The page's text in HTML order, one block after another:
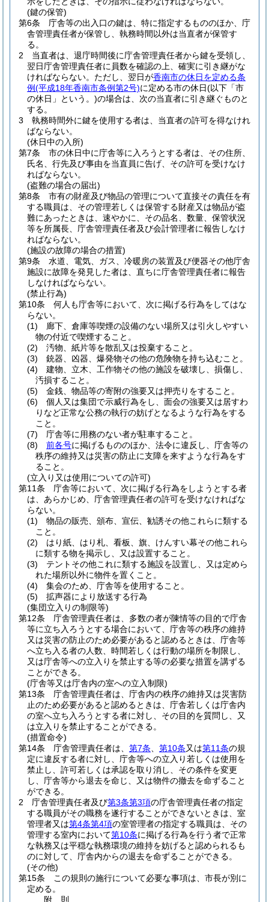
(鍵の保管)
第6条
庁舎等の出入口の鍵は、特に指定するもののほか、庁
舎管理責任者が保管し、執務時間以外は当直者が保管す
る。
2
当直者は、退庁時間後に庁舎管理責任者から鍵を受領し、
翌日庁舎管理責任者に員数を確認の上、確実に引き継がな
ければならない。 ただし、翌日が香南市の休日を定める条
例(平成18年香南市条例第2号)に定める市の休日(以下「市
の休日」という。)の場合は、次の当直者に引き継ぐものと
する。
3
執務時間外に鍵を使用する者は、当直者の許可を得なけれ
ばならない。
(休日中の入所)
第7条
市の休日中に庁舎等に入ろうとする者は、その住所、
氏名、行先及び事由を当直員に告げ、その許可を受けなけ
ればならない。
(盗難の場合の届出)
第8条
市有の財産及び物品の管理について直接その責任を有
する職員は、その管理若しくは保管する財産又は物品が盗
難にあったときは、速やかに、その品名、数量、保管状況
等を所属長、庁舎管理責任者及び会計管理者に報告しなけ
ればならない。
(施設の故障の場合の措置)
第9条
水道、電気、ガス、冷暖房の装置及び便器その他庁舎
施設に故障を発見した者は、直ちに庁舎管理責任者に報告
しなければならない。
(禁止行為)
第10条
何人も庁舎等において、次に掲げる行為をしてはな
らない。
(1)
廊下、倉庫等喫煙の設備のない場所又は引火しやすい
物の付近で喫煙すること。
(2)
汚物、紙片等を散乱又は投棄すること。
(3)
銃器、凶器、爆発物その他の危険物を持ち込むこと。
(4)
建物、立木、工作物その他の施設を破壊し、損傷し、
汚損すること。
(5)
金銭、物品等の寄附の強要又は押売りをすること。
(6)
個人又は集団で示威行為をし、面会の強要又は居すわ
りなど正常な公務の執行の妨げとなるような行為をする
こと。
(7)
庁舎等に用務のない者が駐車すること。
(8)
前各号に掲げるもののほか、法令に違反し、庁舎等の
秩序の維持又は災害の防止に支障を来すような行為をす
ること。
(立入り又は使用についての許可)
第11条
庁舎等において、次に掲げる行為をしようとする者
は、あらかじめ、庁舎管理責任者の許可を受けなければな
らない。
(1)
物品の販売、頒布、宣伝、勧誘その他これらに類する
こと。
(2)
はり紙、はり札、看板、旗、けんすい幕その他これら
に類する物を掲示し、又は設置すること。
(3)
テントその他これに類する施設を設置し、又は定めら
れた場所以外に物件を置くこと。
(4)
集会のため、庁舎等を使用すること。
(5)
拡声器により放送する行為
(集団立入りの制限等)
第12条
庁舎管理責任者は、多数の者が陳情等の目的で庁舎
等に立ち入ろうとする場合において、庁舎等の秩序の維持
又は災害の防止のため必要があると認めるときは、庁舎等
へ立ち入る者の人数、時間若しくは行動の場所を制限し、
又は庁舎等への立入りを禁止する等の必要な措置を講ずる
ことができる。
(庁舎等又は庁舎内の室への立入制限)
第13条
庁舎管理責任者は、庁舎内の秩序の維持又は災害防
止のため必要があると認めるときは、庁舎若しくは庁舎内
の室へ立ち入ろうとする者に対し、その目的を質問し、又
は立入りを禁止することができる。
(措置命令)
第14条
庁舎管理責任者は、 第7条 第10条又は第11条の規
定に違反する者に対し、庁舎等への立入り若しくは使用を
禁止し、許可若しくは承認を取り消し、その条件を変更
し、庁舎等から退去を命じ、又は物件の撤去を命ずること
ができる。
2
庁舎管理責任者及び第3条第3項の庁舎管理責任者の指定
する職員がその職務を遂行することができないときは、室
管理者又は第4条第4項の室管理者の指定する職員は、その
管理する室内において第10条に掲げる行為を行う者で正常
な執務又は平穏な執務環境の維持を妨げると認められるも
のに対して、庁舎内からの退去を命ずることができる。
(その他)
第15条
この規則の施行について必要な事項は、市長が別に
定める。
附 則